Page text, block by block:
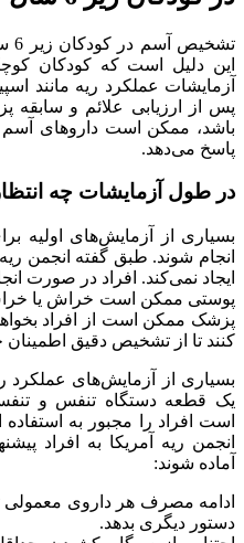
این دلیل است که کودکان
آزمایشات عملکرد ریه مانند
پس از ارزیابی علائم و
باشد، ممکن است داروهای آسم
پاسخ می‌دهد.
در طول آزمایشات چه
بسیاری از آزمایش‌های اولیه
انجام شوند. طبق گفته انجمن
ایجاد نمی‌کند. افراد در صورت
پوستی ممکن است خراش یا
پزشک ممکن است از افراد
کنند تا از تشخیص دقیق
بسیاری از آزمایش‌های عملکرد
یک قطعه دستگاه تنفس و
است افراد را مجبور به
انجمن ریه آمریکا به افراد
آماده شوند:
ادامه مصرف هر داروی معمولی
دستور دیگری بدهد.